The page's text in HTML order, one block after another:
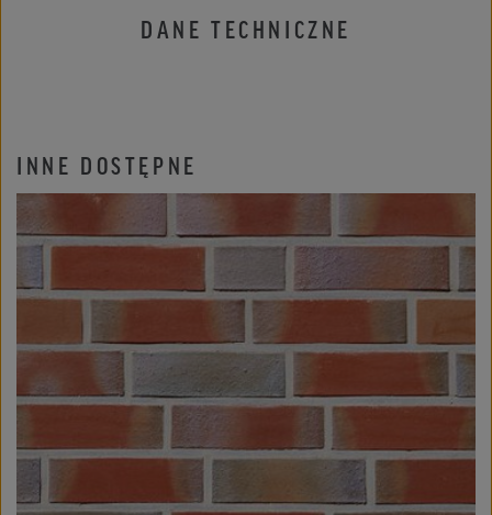
DANE TECHNICZNE
INNE DOSTĘPNE